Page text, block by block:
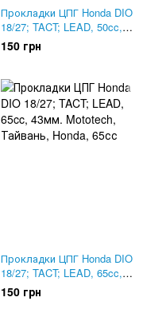
Прокладки ЦПГ Honda DIO
18/27; TACT; LEAD, 50cc,
39мм. Mototech, Тайвань
150 грн
Прокладки ЦПГ Honda DIO
18/27; TACT; LEAD, 65cc,
43мм. Mototech, Тайвань
150 грн